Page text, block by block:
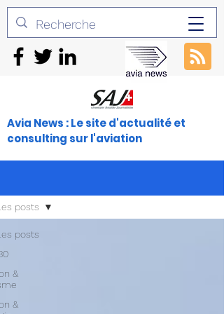
Avia News : Le site d'actualité et
consulting sur l'aviation
posts
&
&
posts